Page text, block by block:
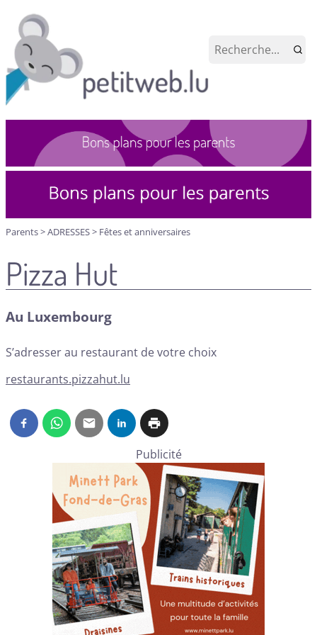
Parents>ADRESSES> Fêtes et anniversaires
Pizza Hut
Au Luxembourg
S’adresser au restaurant de votre choix
restaurants.pizzahut.lu
Publicité